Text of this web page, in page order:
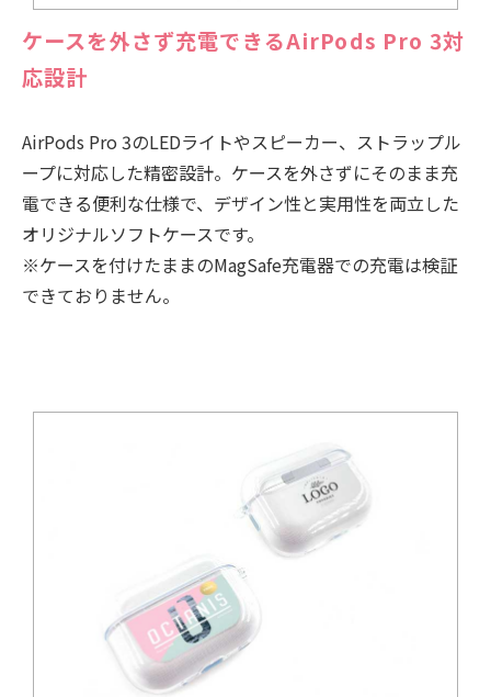
ケースを外さず充電できるAirPods Pro 3対
応設計
AirPods Pro 3のLEDライトやスピーカー、ストラップル
ープに対応した精密設計。ケースを外さずにそのまま充
電できる便利な仕様で、デザイン性と実用性を両立した
オリジナルソフトケースです。
※ケースを付けたままのMagSafe充電器での充電は検証
できておりません。